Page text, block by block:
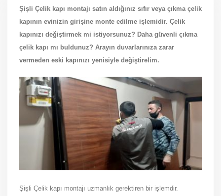
Şişli Çelik kapı montajı satın aldığınız sıfır veya çıkma çelik
kapının evinizin girişine monte edilme işlemidir. Çelik
kapınızı değiştirmek mi istiyorsunuz? Daha güvenli çıkma
çelik kapı mı buldunuz? Arayın duvarlarınıza zarar
vermeden eski kapınızı yenisiyle değiştirelim.
Şişli Çelik kapı montajı uzmanlık gerektiren bir işlemdir.